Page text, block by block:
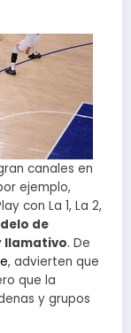
canales en
ejemplo,
con La 1, La 2,
de
llamativo. De
, advierten que
que la
y grupos